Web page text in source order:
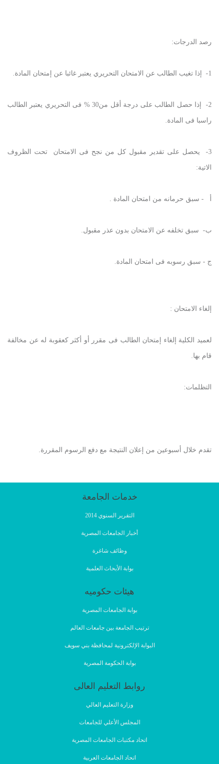
رصد الدرجات:
1- إذا تغيب الطالب عن الامتحان التحريري يعتبر غائبا عن إمتحان المادة.
2- إذا حصل الطالب على درجة أقل من30 % فى التحريري يعتبر الطالب
راسبا فى المادة.
3- يحصل على تقدير مقبول كل من نجح فى الامتحان تحت الظروف
الاتية:
أ‌ - سبق حرمانه من امتحان المادة .
ب‌- سبق تخلفه عن الامتحان بدون عذر مقبول.
ج - سبق رسوبه فى امتحان المادة.
إلغاء الامتحان :
لعميد الكلية إلغاء إمتحان الطالب فى مقرر أو أكثر كعقوبة له عن مخالفة
قام بها.
التظلمات:
تقدم خلال أسبوعين من إعلان النتيجة مع دفع الرسوم المقررة.
خدمات الجامعة
التقرير السنوي 2014
أخبار الجامعات المصرية
وظائف شاغرة
بوابة الأبحاث العلمية
هيئات حكوميه
بوابة الجامعات المصرية
ترتيب الجامعة بين جامعات العالم
البوابة الإلكترونية لمحافظة بني سويف
بوابة الحكومة المصرية
روابط التعليم العالى
وزارة التعليم العالي
المجلس الأعلي للجامعات
اتحاد مكتبات الجامعات المصرية
اتحاد الجامعات العربية